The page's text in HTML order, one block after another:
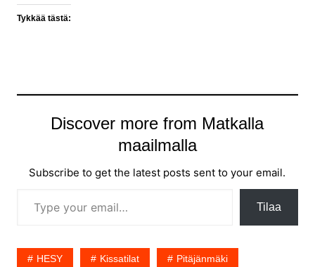
Tykkää tästä:
Discover more from Matkalla
maailmalla
Subscribe to get the latest posts sent to your email.
Tilaa
HESY Kissatilat Pitäjänmäki